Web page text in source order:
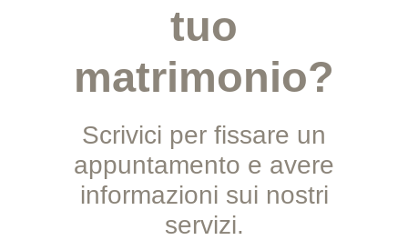
tuo
matrimonio?
Scrivici per fissare un
appuntamento e avere
informazioni sui nostri
servizi.